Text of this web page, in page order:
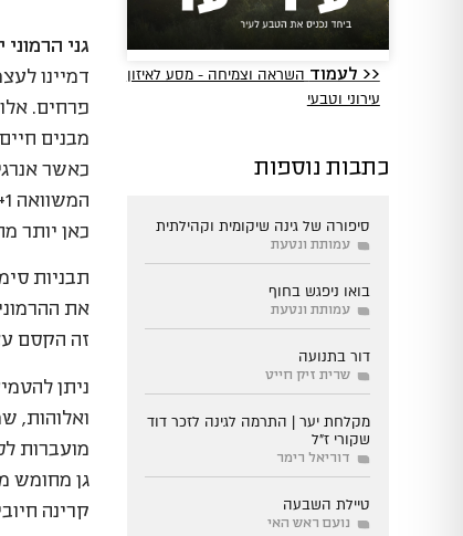
<< לעמוד השראה וצמיחה - מסע לאיזון
עירוני וטבעי
כתבות נוספות
סיפורה של גינה שיקומית וקהילתית
עמותת ונטעת
בואו ניפגש בחוף
עמותת ונטעת
דור בתנועה
שרית זיק חייט
מקלחת יער | התרמה לגינה לזכר דוד
שקורי ז"ל
דוריאל רימר
טיילת השבעה
נועם ראש האי
גני הרמוני
דמיינו
פרחים.
מבנים
כאשר
המשוואה 1+1=2 כבר לא עובדת פה…
כאן יותר מתאים 1 ועוד
תבניות
את
זה הקסם
ניתן
ואלוהות,
מועברות
גן מחומש
קרינה